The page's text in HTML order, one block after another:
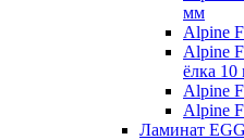
мм
Alpine
Alpine
ёлка
Alpine
Alpine
Ламинат